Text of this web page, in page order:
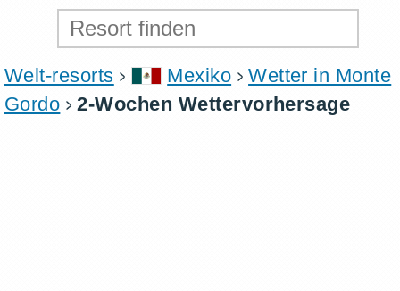
Welt-resorts Mexiko
Wetter in Monte
Gordo
2-Wochen Wettervorhersage